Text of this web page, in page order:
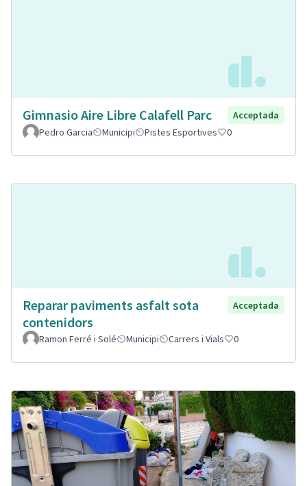
Gimnasio Aire Libre Calafell Parc
Acceptada
Pedro Garcia
Municipi Pistes Esportives 0
Reparar paviments asfalt sota
contenidors
Acceptada
Ramon Ferré i Solé Municipi Carrers i Vials 0